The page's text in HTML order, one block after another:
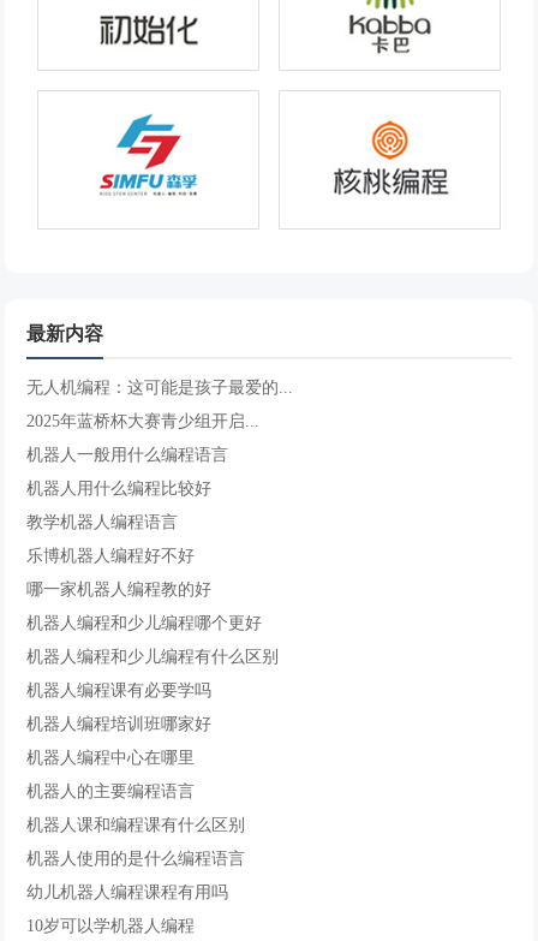
最新内容
无人机编程：这可能是孩子最爱的...
2025年蓝桥杯大赛青少组开启...
机器人一般用什么编程语言
机器人用什么编程比较好
教学机器人编程语言
乐博机器人编程好不好
哪一家机器人编程教的好
机器人编程和少儿编程哪个更好
机器人编程和少儿编程有什么区别
机器人编程课有必要学吗
机器人编程培训班哪家好
机器人编程中心在哪里
机器人的主要编程语言
机器人课和编程课有什么区别
机器人使用的是什么编程语言
幼儿机器人编程课程有用吗
10岁可以学机器人编程